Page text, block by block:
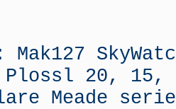
Mak127
20, 15,
Meade